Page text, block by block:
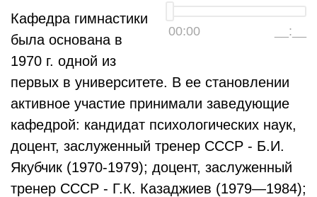
00:00 __:__
Кафедра гимнастики
была основана в
1970 г. одной из
первых в университете. В ее становлении
активное участие принимали заведующие
кафедрой: кандидат психологических наук,
доцент, заслуженный тренер СССР - Б.И.
Якубчик (1970-1979); доцент, заслуженный
тренер СССР - Г.К. Казаджиев (1979—1984);